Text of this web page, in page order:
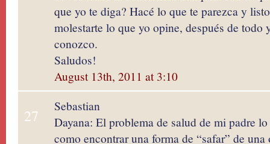
que yo te diga? Hacé lo que te parezca y
molestarte lo que yo opine, después de todo
conozco.
Saludos!
August 13th, 2011 at 3:10
27
Sebastian
Dayana: El problema de salud de mi padre
como encontrar una forma de “safar” de